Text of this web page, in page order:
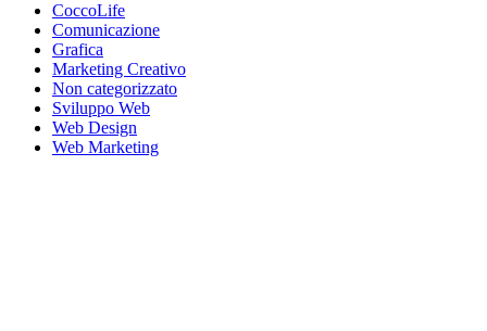
CoccoLife
Comunicazione
Grafica
Marketing Creativo
Non categorizzato
Sviluppo Web
Web Design
Web Marketing